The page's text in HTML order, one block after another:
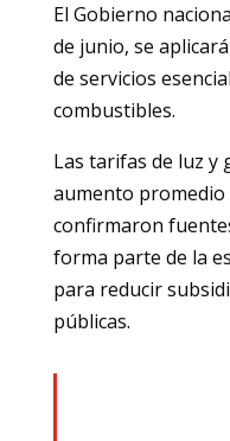
El Gobierno
de junio, se
de servicios
combustibles.
Las tarifas de luz y
aumento promedio
confirmaron
forma parte de la
para reducir
públicas.